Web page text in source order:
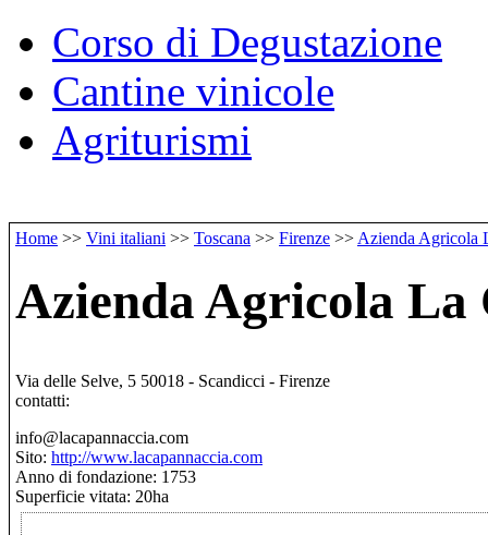
Corso di Degustazione
Cantine vinicole
Agriturismi
Home >> Vini italiani >> Toscana >> Firenze >> Azienda Agricola
Azienda Agricola La
Via delle Selve, 5 50018 - Scandicci - Firenze
contatti:
info@lacapannaccia.com
Sito: http://www.lacapannaccia.com
Anno di fondazione: 1753
Superficie vitata: 20ha